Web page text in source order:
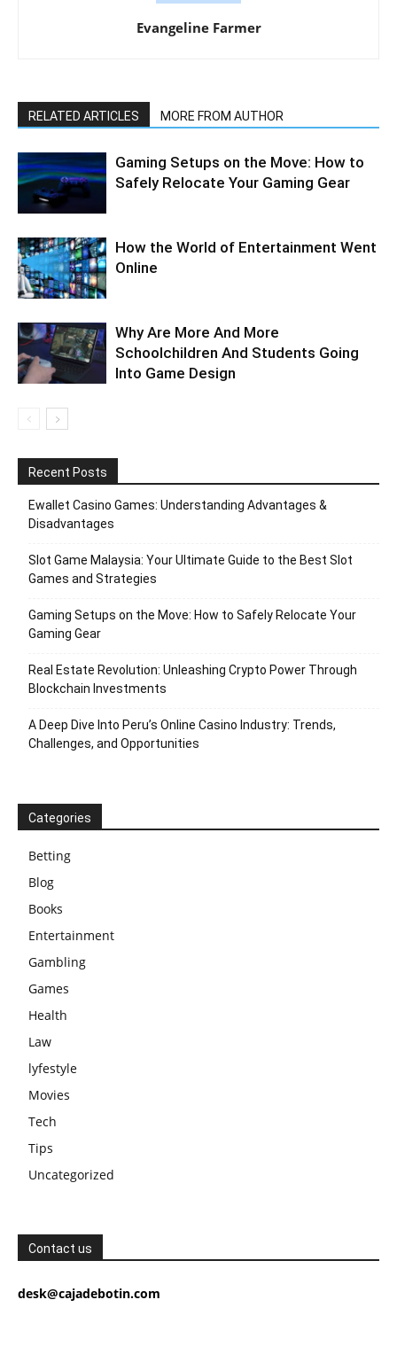
Evangeline Farmer
RELATED ARTICLES MORE FROM AUTHOR
Gaming Setups on the Move: How to
Safely Relocate Your Gaming Gear
How the World of Entertainment Went
Online
Why Are More And More
Schoolchildren And Students Going
Into Game Design
Recent Posts
Ewallet Casino Games: Understanding Advantages &
Disadvantages
Slot Game Malaysia: Your Ultimate Guide to the Best Slot
Games and Strategies
Gaming Setups on the Move: How to Safely Relocate Your
Gaming Gear
Real Estate Revolution: Unleashing Crypto Power Through
Blockchain Investments
A Deep Dive Into Peru’s Online Casino Industry: Trends,
Challenges, and Opportunities
Categories
Betting
Blog
Books
Entertainment
Gambling
Games
Health
Law
lyfestyle
Movies
Tech
Tips
Uncategorized
Contact us
desk@cajadebotin.com